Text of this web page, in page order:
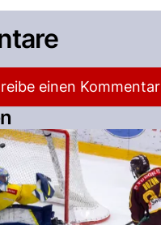
einen Kommentar